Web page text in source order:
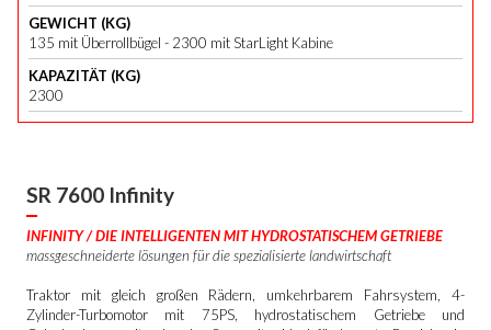
GEWICHT (KG)
135 mit Überrollbügel - 2300 mit StarLight Kabine
KAPAZITÄT (KG)
2300
SR 7600 Infinity
INFINITY / DIE INTELLIGENTEN MIT HYDROSTATISCHEM GETRIEBE
massgeschneiderte lösungen für die spezialisierte landwirtschaft
Traktor mit gleich großen Rädern, umkehrbarem Fahrsystem, 4-
Zylinder-Turbomotor mit 75PS, hydrostatischem Getriebe und